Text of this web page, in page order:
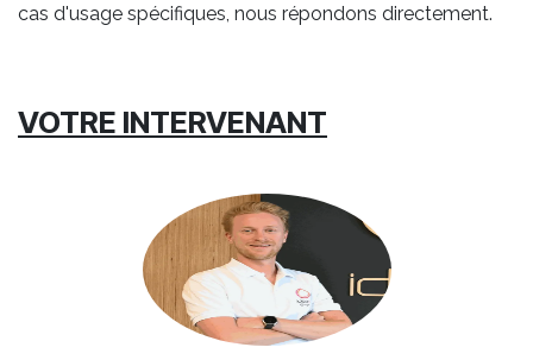
cas d'usage spécifiques, nous répondons directement.
VOTRE INTERVENANT